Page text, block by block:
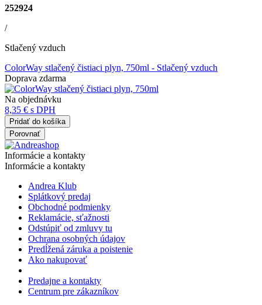
252924
/
Stlačený vzduch
ColorWay stlačený čistiaci plyn, 750ml - Stlačený vzduch
Doprava zdarma
Na objednávku
8,35 € s DPH
Pridať do košíka
Porovnať
Informácie a kontakty
Informácie a kontakty
Andrea Klub
Splátkový predaj
Obchodné podmienky
Reklamácie, sťažnosti
Odstúpiť od zmluvy tu
Ochrana osobných údajov
Predĺžená záruka a poistenie
Ako nakupovať
Predajne a kontakty
Centrum pre zákazníkov